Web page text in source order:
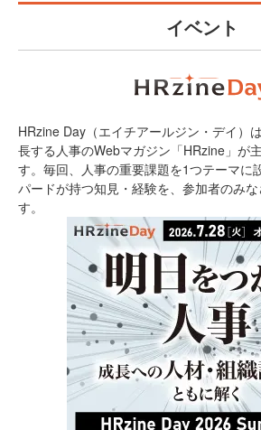
イベント
HRzine Day（エイチアールジン・デイ）
長する人事のWebマガジン「HRzine」が
す。毎回、人事の重要課題を1つテーマに
パードが持つ知見・経験を、参加者のみ
す。